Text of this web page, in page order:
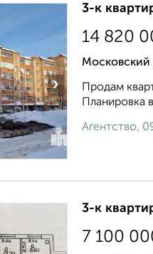
›
3-к
14 820
Московский
Продам
Планировка
Агентство,
3-к
7 100